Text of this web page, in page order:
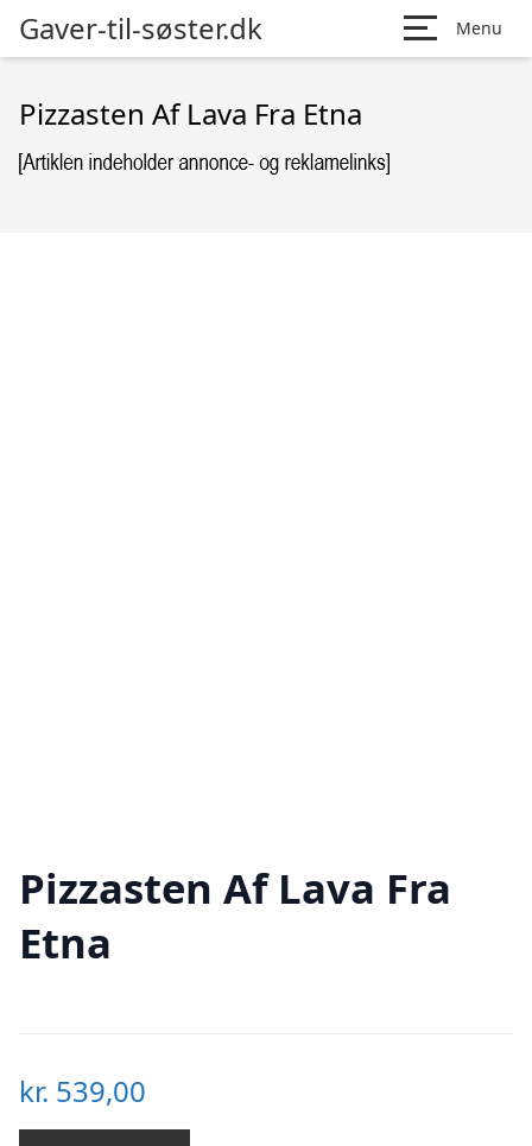
Gaver-til-søster.dk Menu
Pizzasten Af Lava Fra Etna
Pizzasten Af Lava Fra
Etna
kr. 539,00